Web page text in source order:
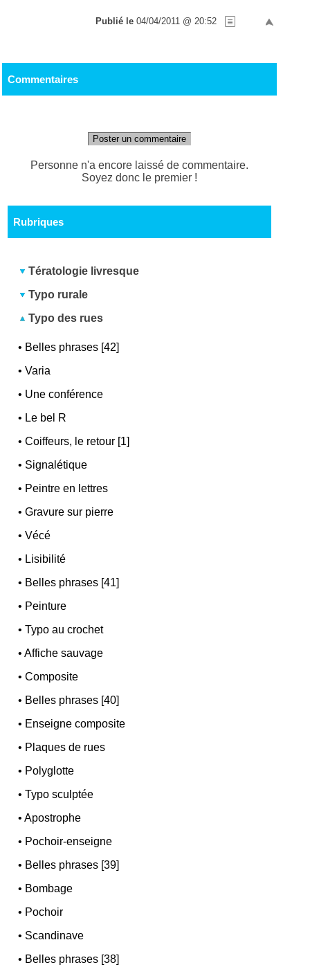
Publié le 04/04/2011 @ 20:52
Commentaires
Poster un commentaire
Personne n'a encore laissé de commentaire.
Soyez donc le premier !
Rubriques
Tératologie livresque
Typo rurale
Typo des rues
• Belles phrases [42]
•Varia
• Une conférence
• Le bel R
•Coiffeurs, le retour [1]
• Signalétique
• Peintre en lettres
•Gravure sur pierre
•Vécé
• Lisibilité
• Belles phrases [41]
• Peinture
•Typo au crochet
•Affiche sauvage
•Composite
• Belles phrases [40]
• Enseigne composite
• Plaques de rues
• Polyglotte
•Typo sculptée
•Apostrophe
• Pochoir-enseigne
• Belles phrases [39]
• Bombage
• Pochoir
• Scandinave
• Belles phrases [38]